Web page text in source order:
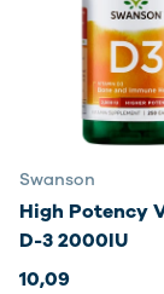
Swanson
High Potency
D-3 2000IU
10,09